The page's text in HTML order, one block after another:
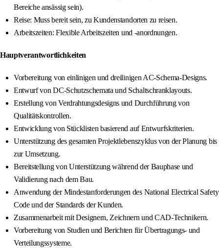
Bereiche ansässig sein).
Reise: Muss bereit sein, zu Kundenstandorten zu reisen.
Arbeitszeiten: Flexible Arbeitszeiten und -anordnungen.
Hauptverantwortlichkeiten
Vorbereitung von einlinigen und dreilinigen AC-Schema-Designs.
Entwurf von DC-Schutzschemata und Schaltschranklayouts.
Erstellung von Verdrahtungsdesigns und Durchführung von
Qualitätskontrollen.
Entwicklung von Stücklisten basierend auf Entwurfskriterien.
Unterstützung des gesamten Projektlebenszyklus von der Planung bis
zur Umsetzung.
Bereitstellung von Unterstützung während der Bauphase und
Validierung nach dem Bau.
Anwendung der Mindestanforderungen des National Electrical Safety
Code und der Standards der Kunden.
Zusammenarbeit mit Designern, Zeichnern und CAD-Technikern.
Vorbereitung von Studien und Berichten für Übertragungs- und
Verteilungssysteme.